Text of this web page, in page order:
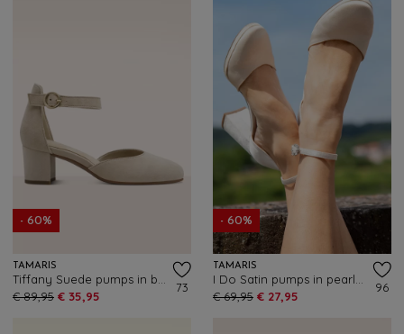
- 60%
TAMARIS
€ 89,95 € 35,95
73
- 60%
TAMARIS
€ 69,95 € 27,95
96